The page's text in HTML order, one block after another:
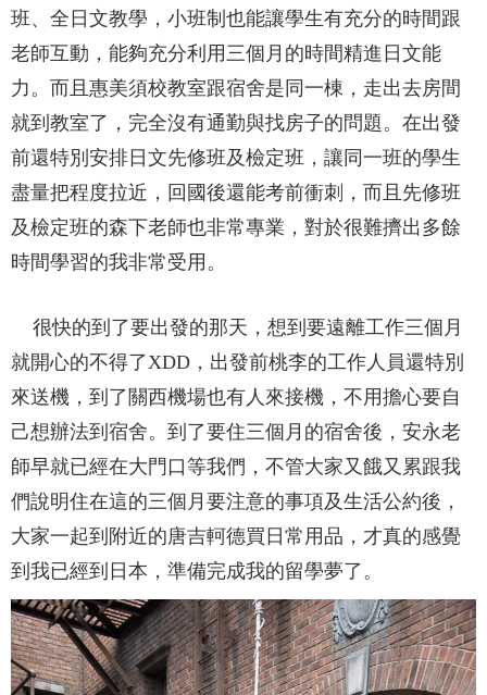
班、全日文教學，小班制也能讓學生有充分的時間跟
老師互動，能夠充分利用三個月的時間精進日文能
力。而且惠美須校教室跟宿舍是同一棟，走出去房間
就到教室了，完全沒有通勤與找房子的問題。在出發
前還特別安排日文先修班及檢定班，讓同一班的學生
盡量把程度拉近，回國後還能考前衝刺，而且先修班
及檢定班的森下老師也非常專業，對於很難擠出多餘
時間學習的我非常受用。
很快的到了要出發的那天，想到要遠離工作三個月
就開心的不得了XDD，出發前桃李的工作人員還特別
來送機，到了關西機場也有人來接機，不用擔心要自
己想辦法到宿舍。到了要住三個月的宿舍後，安永老
師早就已經在大門口等我們，不管大家又餓又累跟我
們說明住在這的三個月要注意的事項及生活公約後，
大家一起到附近的唐吉軻德買日常用品，才真的感覺
到我已經到日本，準備完成我的留學夢了。